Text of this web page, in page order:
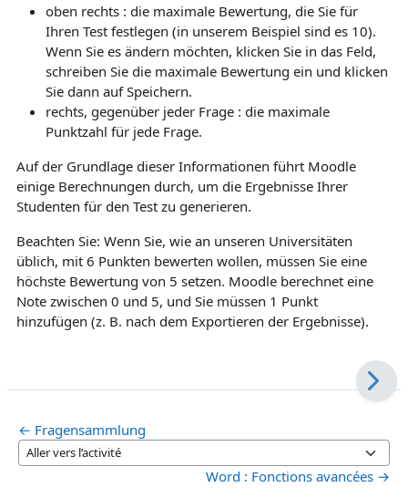
oben rechts : die maximale Bewertung, die Sie für
Ihren Test festlegen (in unserem Beispiel sind es 10).
Wenn Sie es ändern möchten, klicken Sie in das Feld,
schreiben Sie die maximale Bewertung ein und klicken
Sie dann auf Speichern.
rechts, gegenüber jeder Frage : die maximale
Punktzahl für jede Frage.
Auf der Grundlage dieser Informationen führt Moodle
einige Berechnungen durch, um die Ergebnisse Ihrer
Studenten für den Test zu generieren.
Beachten Sie: Wenn Sie, wie an unseren Universitäten
üblich, mit 6 Punkten bewerten wollen, müssen Sie eine
höchste Bewertung von 5 setzen. Moodle berechnet eine
Note zwischen 0 und 5, und Sie müssen 1 Punkt
hinzufügen (z. B. nach dem Exportieren der Ergebnisse).
← Fragensammlung
Aller vers l’activité
Word : Fonctions avancées →